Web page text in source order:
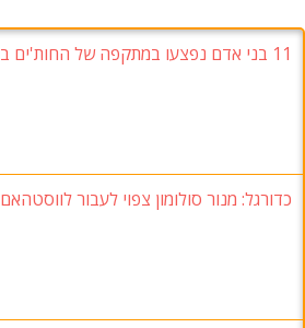
11 בני אדם נפצעו במתקפה של החות'ים בדרום סעודיה
כדורגל: מנור סולומון צפוי לעבור לווסטהאם